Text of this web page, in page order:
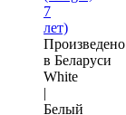
7
лет)
Произведено
в Беларуси
White
|
Белый